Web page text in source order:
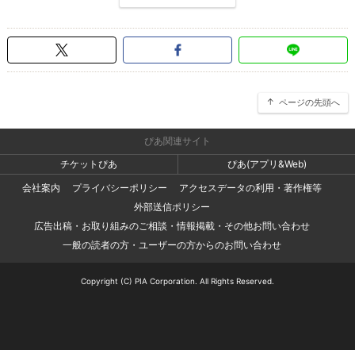
ページの先頭へ
ぴあ関連サイト
チケットぴあ
ぴあ(アプリ&Web)
会社案内
プライバシーポリシー
アクセスデータの利用・著作権等
外部送信ポリシー
広告出稿・お取り組みのご相談・情報掲載・その他お問い合わせ
一般の読者の方・ユーザーの方からのお問い合わせ
Copyright (C) PIA Corporation. All Rights Reserved.